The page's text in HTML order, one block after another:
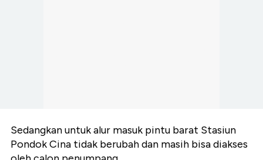
Sedangkan untuk alur masuk pintu barat Stasiun
Pondok Cina tidak berubah dan masih bisa diakses